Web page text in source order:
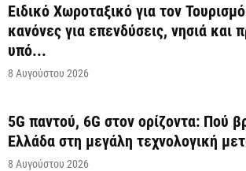
Ειδικό Χωροταξικό για τον
κανόνες για επενδύσεις, νησιά και
υπό...
8 Αυγούστου 2026
5G παντού, 6G στον ορίζοντα: Πού
Ελλάδα στη μεγάλη τεχνολογική
8 Αυγούστου 2026